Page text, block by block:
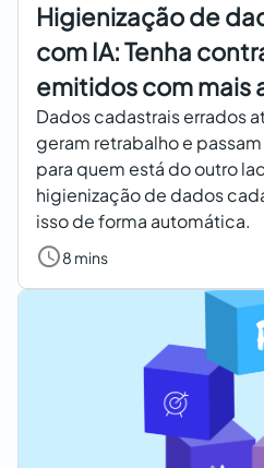
Higienização de
com IA: Tenha
emitidos com mais
Dados cadastrais errados
geram retrabalho e
para quem está do outro
higienização de dados
isso de forma automática.
8 mins